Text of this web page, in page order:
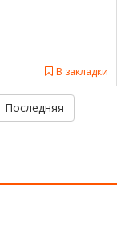
В закладки
Последняя